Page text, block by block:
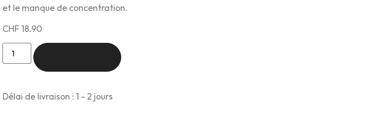
et le manque de concentration.
CHF 18.90
Délai de livraison : 1 - 2 jours